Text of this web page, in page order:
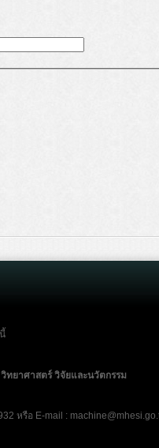
ทยาศาสตร์ วิจัยและนวัตกรรม
หรือ E-mail :